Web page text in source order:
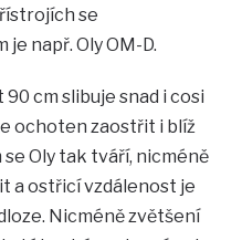
se
např. Oly OM-D.
cm slibuje snad i cosi
ochoten zaostřit i blíž
Oly tak tváří, nicméně
a ostřicí vzdálenost je
Nicméně zvětšení